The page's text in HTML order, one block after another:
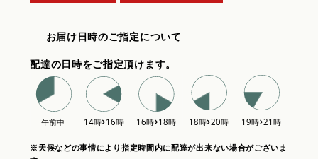
お届け日時のご指定について
配達の日時をご指定頂けます。
※天候などの事情により指定時間内に配達が出来ない場合がございま